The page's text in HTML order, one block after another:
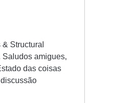
Structural
Saludos amigues,
das coisas